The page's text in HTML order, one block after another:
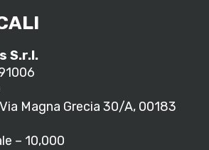
S.r.l.
Magna Grecia 30/A, 00183
– 10,000